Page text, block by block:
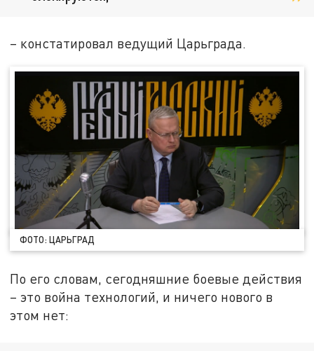
– констатировал ведущий Царьграда.
ФОТО: ЦАРЬГРАД
По его словам, сегодняшние боевые действия
– это война технологий, и ничего нового в
этом нет: